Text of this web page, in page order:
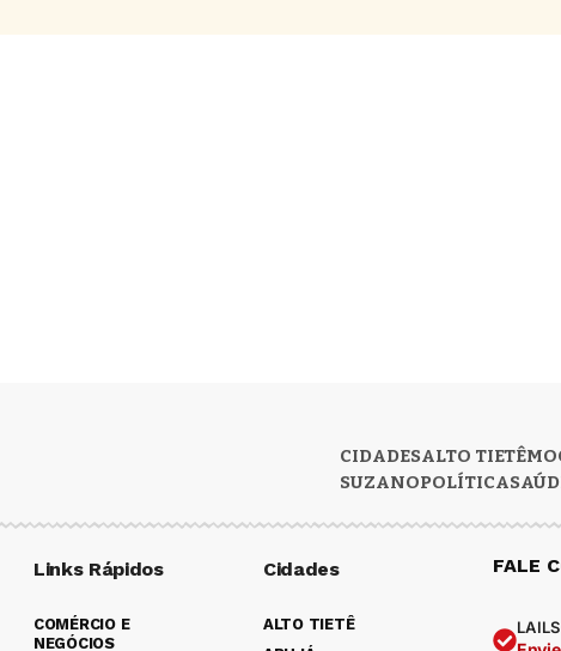
CIDADESALTO TIETÊ
SUZANOPOLÍTICA
Links Rápidos
COMÉRCIO E
NEGÓCIOS
Cidades
ALTO TIETÊ
FALE